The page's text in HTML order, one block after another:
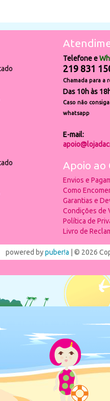
Telefone e
219 831
Chamada para a
Das 10h às
Caso não
whatsapp
E-mail:
Apoio ao
Envios e
Como
Garantias e
Condições de
Política de
Livro de
powered bypuber!a | © 2026